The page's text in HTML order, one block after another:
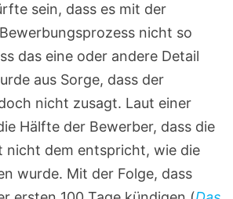
sein, dass es mit der
nicht so
das eine oder andere Detail
aus Sorge, dass der
nicht zusagt. Laut einer
Hälfte der Bewerber, dass die
nicht dem entspricht, wie die
wurde. Mit der Folge, dass